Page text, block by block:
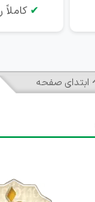
✔کاملاً
ابتدای صفحه